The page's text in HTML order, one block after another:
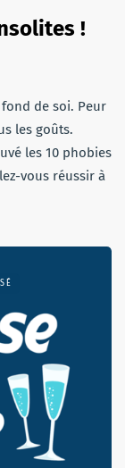
!
de soi. Peur
les goûts.
les 10 phobies
vous réussir à